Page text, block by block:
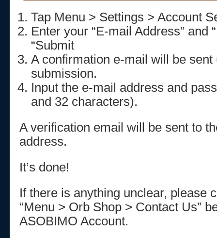
Tap Menu > Settings > Account
Enter your “E-mail Address” and
“Submit
A confirmation e-mail will be sent
submission.
Input the e-mail address and
and 32 characters).
A verification email will be sent to
address.
It’s done!
If there is anything unclear, please
“Menu > Orb Shop > Contact Us”
ASOBIMO Account.